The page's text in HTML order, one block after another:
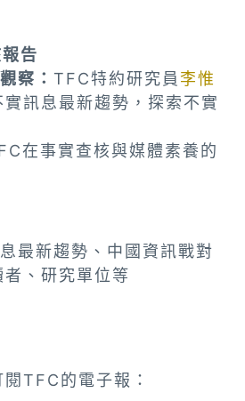
告
察：TFC特約研究員 李惟
訊息最新趨勢，探索不實
在事實查核與媒體素養的
最新趨勢、中國資訊戰對
、研究單位等
TFC的電子報：